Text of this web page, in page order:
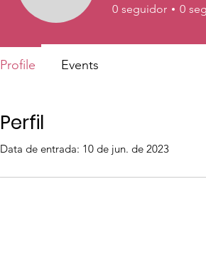
Perfil
Data de entrada: 10 de jun. de 2023
0 seguidor 0
Profile Events